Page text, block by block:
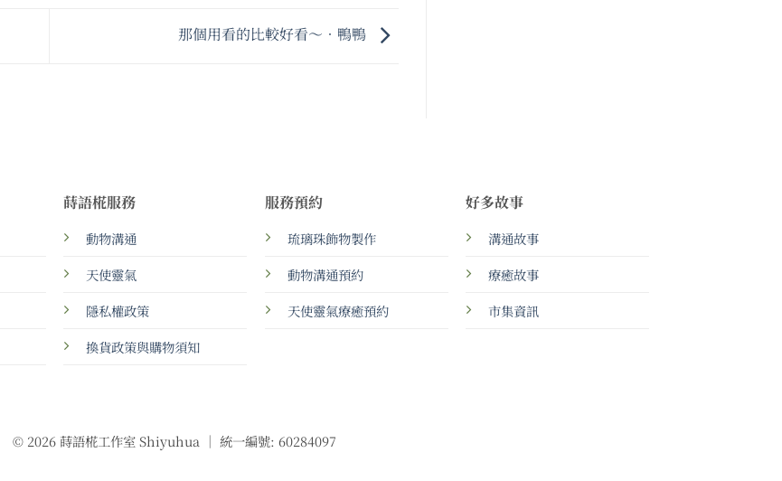
那個用看的比較好看～•鴨鴨
蒔語椛服務
動物溝通
天使靈氣
隱私權政策
換貨政策與購物須知
服務預約
琉璃珠飾物製作
動物溝通預約
天使靈氣療癒預約
好多故事
溝通故事
療癒故事
市集資訊
© 2026 蒔語椛工作室 Shiyuhua ｜ 統一編號: 60284097